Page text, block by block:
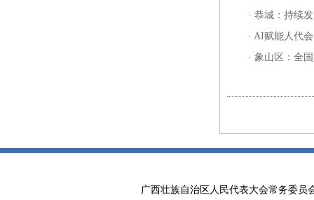
· 恭城：持续
· AI赋能人代
· 象山区：全
广西壮族自治区人民代表大会常务委